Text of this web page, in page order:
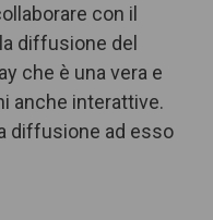
con il
diffusione del
che è una vera e
anche interattive.
diffusione ad esso